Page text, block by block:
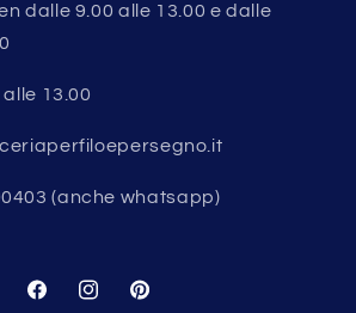
dalle 9.00 alle 13.00 e dalle
13.00
(anche whatsapp)
FacebookInstagramPinterest